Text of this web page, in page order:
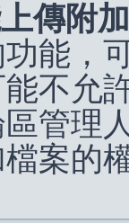
傳附
能，
不允
管理
案的